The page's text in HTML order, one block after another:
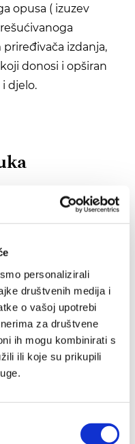
personalizirali
društvenih medija i
o vašoj upotrebi
za društvene
ih mogu kombinirati s
ili koje su prikupili
opusa ( izuzev
izdanja,
donosi i opširan
djelo.